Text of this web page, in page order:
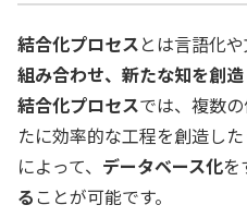
結合化プロセスとは言語化
組み合わせ、新たな知を創造
結合化プロセスでは、複数
たに効率的な工程を創造し
によって、 データベース化を
る ことが可能です。